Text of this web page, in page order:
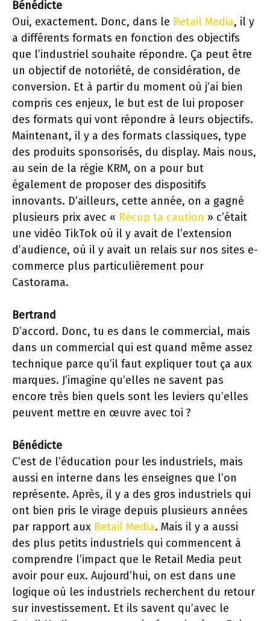
Bénédicte
Oui, exactement. Donc, dans le Retail Media, il y
a différents formats en fonction des objectifs
que l’industriel souhaite répondre. Ça peut être
un objectif de notoriété, de considération, de
conversion. Et à partir du moment où j’ai bien
compris ces enjeux, le but est de lui proposer
des formats qui vont répondre à leurs objectifs.
Maintenant, il y a des formats classiques, type
des produits sponsorisés, du display. Mais nous,
au sein de la régie KRM, on a pour but
également de proposer des dispositifs
innovants. D’ailleurs, cette année, on a gagné
plusieurs prix avec « Récup ta caution » c’était
une vidéo TikTok où il y avait de l’extension
d’audience, où il y avait un relais sur nos sites e-
commerce plus particulièrement pour
Castorama.
Bertrand
D’accord. Donc, tu es dans le commercial, mais
dans un commercial qui est quand même assez
technique parce qu’il faut expliquer tout ça aux
marques. J’imagine qu’elles ne savent pas
encore très bien quels sont les leviers qu’elles
peuvent mettre en œuvre avec toi ?
Bénédicte
C’est de l’éducation pour les industriels, mais
aussi en interne dans les enseignes que l’on
représente. Après, il y a des gros industriels qui
ont bien pris le virage depuis plusieurs années
par rapport aux Retail Media. Mais il y a aussi
des plus petits industriels qui commencent à
comprendre l’impact que le Retail Media peut
avoir pour eux. Aujourd’hui, on est dans une
logique où les industriels recherchent du retour
sur investissement. Et ils savent qu’avec le